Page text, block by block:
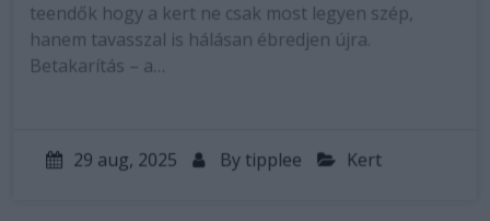
teendők hogy a kert ne csak most legyen szép,
hanem tavasszal is hálásan ébredjen újra.
Betakarítás – a…
29 aug, 2025 By tipplee Kert